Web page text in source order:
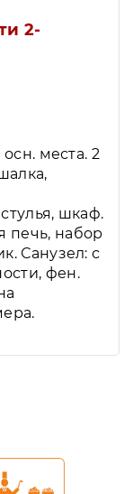
2-
места. 2
шкаф.
печь, набор
Санузел: с
фен.